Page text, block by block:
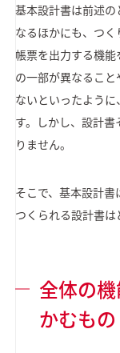
基本設計書は前述
なるほかにも、つく
帳票を出力する機
の一部が異なるこ
ないといったよう
す。しかし、設計
りません。
そこで、基本設計書
つくられる設計書は
全体の
かむもの